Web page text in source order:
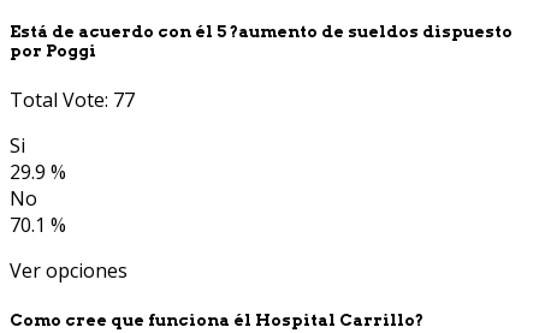
Está de acuerdo con él 5 ?aumento de sueldos dispuesto
por Poggi
Total Vote: 77
Si
29.9 %
No
70.1 %
Ver opciones
Como cree que funciona él Hospital Carrillo?